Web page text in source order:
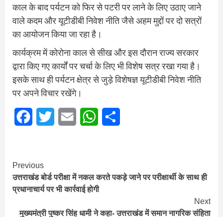
काल के बाद पर्यटन को फिर से पटरी पर लाने के लिए उठाए जाने
वाले कदम और यूटीडीबी निवेश नीति जैसे अहम मुद्दों पर दो सत्रों
का आयोजन किया जा रहा है।
कार्यक्रम में कोरोना काल से सीख और इस दौरान राज्य सरकार
द्वारा किए गए कार्यों पर चर्चा के लिए भी विशेष सत्र रखा गया है।
इसके साथ ही पर्यटन क्षेत्र से जुड़े विशेषज्ञ यूटीडीबी निवेश नीति
पर अपने विचार रखेंगे।
FacebookTwitter Email WhatsApp
Continue
Reading
Previous
उत्तराखंड बोर्ड परीक्षा में नकल करते पकड़े जाने पर परीक्षार्थी के साथ ही
प्रधानाचार्य पर भी कार्रवाई होगी
Next
मुख्यमंत्री पुष्कर सिंह धामी ने कहा- उत्तराखंड में समान नागरिक संहिता